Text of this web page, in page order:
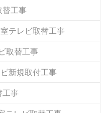
替工事
テレビ取替工事
取替工事
新規取付工事
工事